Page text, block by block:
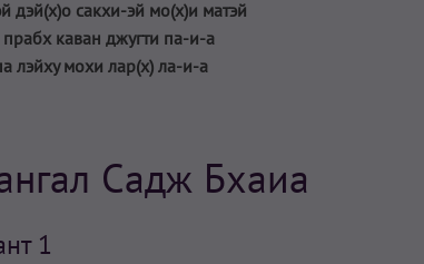
дэй(х)о сакхи-эй мо(х)и матэй
каван джугти па-и-а
лэйху мохи лар(х) ла-и-а
Садж Бхаиа
1